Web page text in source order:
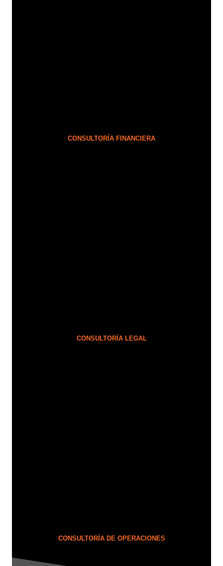
CONSULTORÍA FINANCIERA
CONSULTORÍA LEGAL
CONSULTORÍA DE OPERACIONES